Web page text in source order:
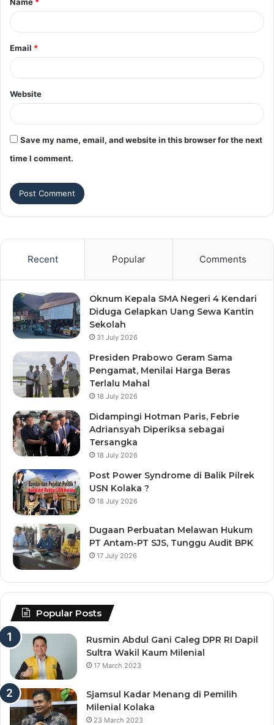
*
Email *
Website
Save my name, email, and website in this browser for the next
time I comment.
Recent Popular Comments
Oknum Kepala SMA Negeri 4 Kendari
Diduga Gelapkan Uang Sewa Kantin
Sekolah
31 July 2026
Presiden Prabowo Geram Sama
Pengamat, Menilai Harga Beras
Terlalu Mahal
18 July 2026
Didampingi Hotman Paris, Febrie
Adriansyah Diperiksa sebagai
Tersangka
18 July 2026
Post Power Syndrome di Balik Pilrek
USN Kolaka ?
18 July 2026
Dugaan Perbuatan Melawan Hukum
PT Antam-PT SJS, Tunggu Audit BPK
17 July 2026
Popular Posts
Rusmin Abdul Gani Caleg DPR RI Dapil
Sultra Wakil Kaum Milenial
17 March 2023
Sjamsul Kadar Menang di Pemilih
Milenial Kolaka
23 March 2023